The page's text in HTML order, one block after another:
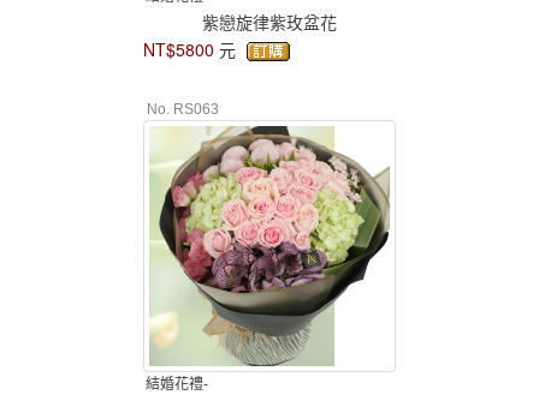
紫戀旋律紫玫盆花
NT$5800 元
No. RS063
結婚花禮-